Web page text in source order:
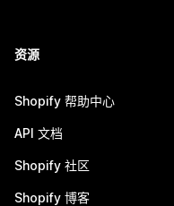
资源
Shopify 帮助中心
API 文档
Shopify 社区
Shopify 博客